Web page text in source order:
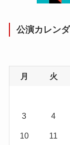
公演カレン
月 火
3 4
10 11